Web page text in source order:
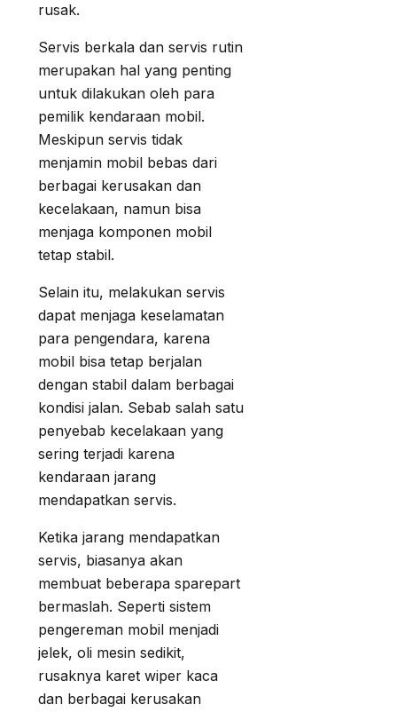
rusak.
Servis berkala dan servis rutin
merupakan hal yang penting
untuk dilakukan oleh para
pemilik kendaraan mobil.
Meskipun servis tidak
menjamin mobil bebas dari
berbagai kerusakan dan
kecelakaan, namun bisa
menjaga komponen mobil
tetap stabil.
Selain itu, melakukan servis
dapat menjaga keselamatan
para pengendara, karena
mobil bisa tetap berjalan
dengan stabil dalam berbagai
kondisi jalan. Sebab salah satu
penyebab kecelakaan yang
sering terjadi karena
kendaraan jarang
mendapatkan servis.
Ketika jarang mendapatkan
servis, biasanya akan
membuat beberapa sparepart
bermaslah. Seperti sistem
pengereman mobil menjadi
jelek, oli mesin sedikit,
rusaknya karet wiper kaca
dan berbagai kerusakan